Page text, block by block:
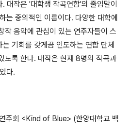
대작은 '대학생 작곡연합'의 줄임말이
중의적인 이름이다. 다양한 대학에
작 음악에 관심이 있는 연주자들이 스
기회를 갖게끔 인도하는 연합 단체
도록 한다. 대작은 현재 8명의 작곡과
다.
주회 <Kind of Blue> (한양대학교 백